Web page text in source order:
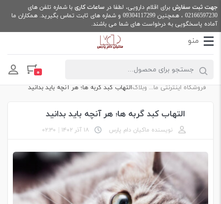
جهت ثبت سفارش برای اقلام دارویی، لطفا در ساعات کاری با شماره تلفن های
02166597230 ، همچنین 09304117299 و شماره های ثابت تماس بگیرید. همکاران ما
آماده پاسخگویی به درخواست های شما می باشند.
۰
فروشگاه اینترنتی ماکیان دام پارس وبلاگالتهاب کبد گربه ها؛ هر آنچه باید بدانید
التهاب کبد گربه ها؛ هر آنچه باید بدانید
نویسنده ماکیان دام پارس ۱۸ آذر ۱۴۰۲ ۰۲:۳۰